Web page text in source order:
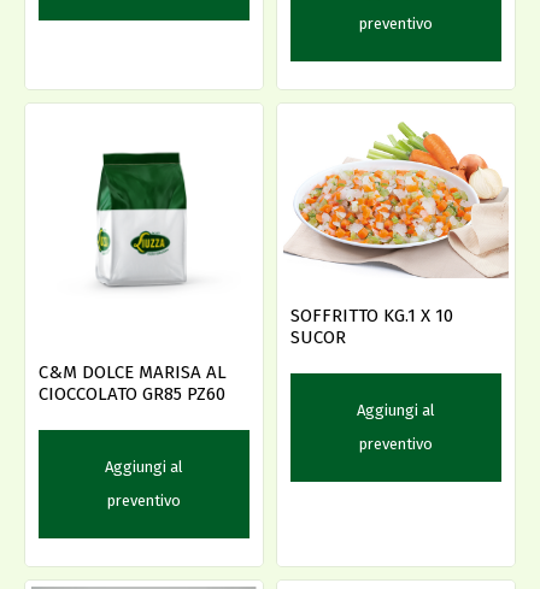
preventivo
C&M DOLCE MARISA AL
CIOCCOLATO GR85 PZ60
Aggiungi al
preventivo
SOFFRITTO KG.1 X 10
SUCOR
Aggiungi al
preventivo